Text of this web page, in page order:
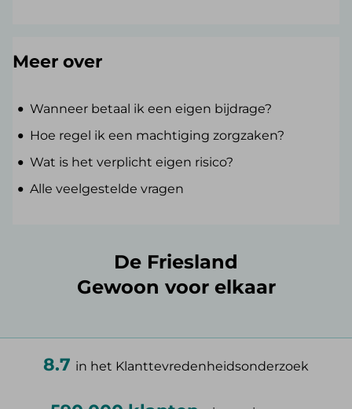
Meer over
Wanneer betaal ik een eigen bijdrage?
Hoe regel ik een machtiging zorgzaken?
Wat is het verplicht eigen risico?
Alle veelgestelde vragen
De Friesland
Gewoon voor elkaar
8.7 in het Klanttevredenheidsonderzoek